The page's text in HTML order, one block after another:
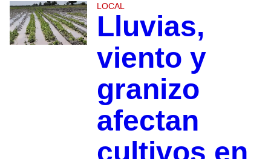
LOCAL
Lluvias,
viento y
granizo
afectan
cultivos en